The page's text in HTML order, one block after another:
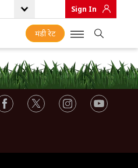
Sign In
मंडी रेट